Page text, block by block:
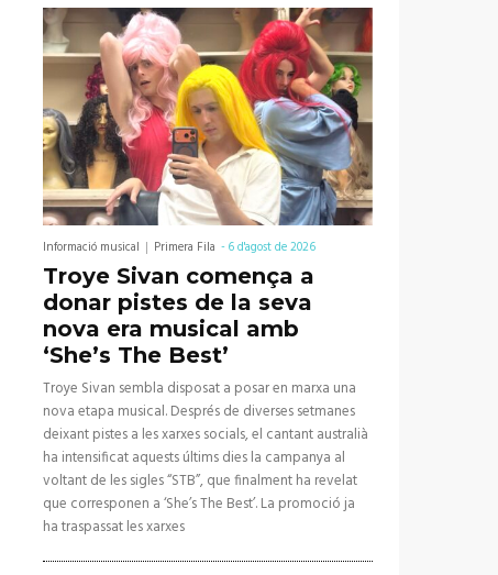
Informació musical Primera Fila -6 d'agost de 2026
Troye Sivan comença a
donar pistes de la seva
nova era musical amb
‘She’s The Best’
Troye Sivan sembla disposat a posar en marxa una
nova etapa musical. Després de diverses setmanes
deixant pistes a les xarxes socials, el cantant australià
ha intensificat aquests últims dies la campanya al
voltant de les sigles “STB”, que finalment ha revelat
que corresponen a ‘She’s The Best’. La promoció ja
ha traspassat les xarxes